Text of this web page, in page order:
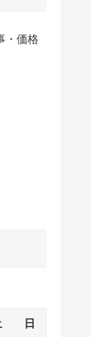
・価格
日